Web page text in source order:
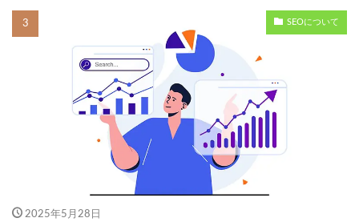
SEOについて
2025年5月28日